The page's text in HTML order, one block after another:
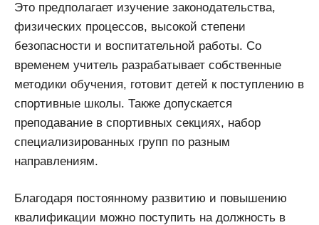
Это предполагает изучение законодательства,
физических процессов, высокой степени
безопасности и воспитательной работы. Со
временем учитель разрабатывает собственные
методики обучения, готовит детей к поступлению в
спортивные школы. Также допускается
преподавание в спортивных секциях, набор
специализированных групп по разным
направлениям.
Благодаря постоянному развитию и повышению
квалификации можно поступить на должность в